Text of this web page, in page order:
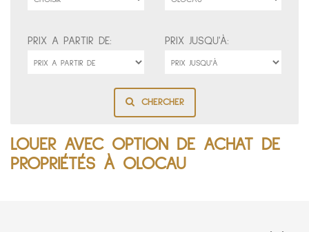
PRIX A PARTIR DE: PRIX JUSQU'À:
CHERCHER
LOUER AVEC OPTION DE ACHAT DE
PROPRIÉTÉS À OLOCAU